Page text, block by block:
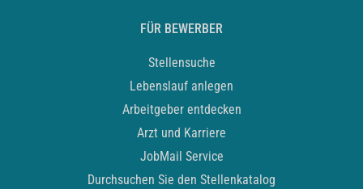
FÜR BEWERBER
Stellensuche
Lebenslauf anlegen
Arbeitgeber entdecken
Arzt und Karriere
JobMail Service
Durchsuchen Sie den Stellenkatalog